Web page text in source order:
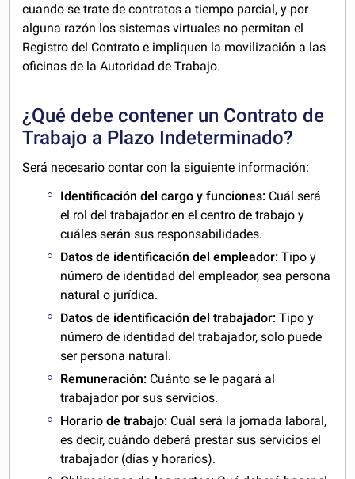
cuando se trate de contratos a tiempo parcial, y por
alguna razón los sistemas virtuales no permitan el
Registro del Contrato e impliquen la movilización a las
oficinas de la Autoridad de Trabajo.
¿Qué debe contener un Contrato de
Trabajo a Plazo Indeterminado?
Será necesario contar con la siguiente información:
Identificación del cargo y funciones: Cuál será
el rol del trabajador en el centro de trabajo y
cuáles serán sus responsabilidades.
Datos de identificación del empleador:Tipo y
número de identidad del empleador, sea persona
natural o jurídica.
Datos de identificación del trabajador: Tipo y
número de identidad del trabajador, solo puede
ser persona natural.
Remuneración: Cuánto se le pagará al
trabajador por sus servicios.
Horario de trabajo: Cuál será la jornada laboral,
es decir, cuándo deberá prestar sus servicios el
trabajador (días y horarios).